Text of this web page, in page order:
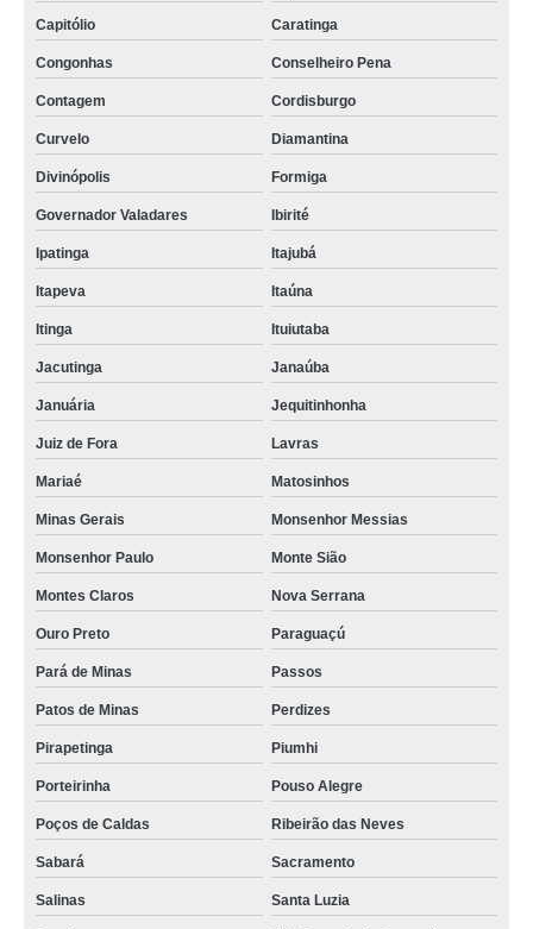
Capitólio Caratinga
Congonhas Conselheiro Pena
Contagem Cordisburgo
Curvelo Diamantina
Divinópolis Formiga
Governador Valadares Ibirité
Ipatinga Itajubá
Itapeva Itaúna
Itinga Ituiutaba
Jacutinga Janaúba
Januária Jequitinhonha
Juiz de Fora Lavras
Mariaé Matosinhos
Minas Gerais Monsenhor Messias
Monsenhor Paulo Monte Sião
Montes Claros Nova Serrana
Ouro Preto Paraguaçú
Pará de Minas Passos
Patos de Minas Perdizes
Pirapetinga Piumhi
Porteirinha Pouso Alegre
Poços de Caldas Ribeirão das Neves
Sabará Sacramento
Salinas Santa Luzia